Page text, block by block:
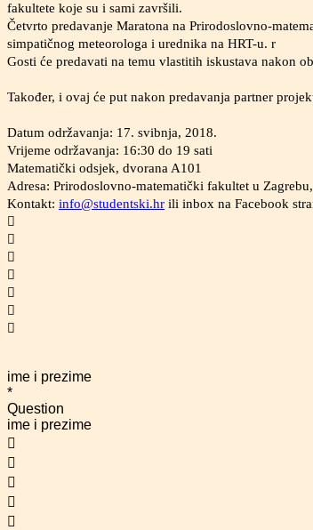
fakultete koje su i sami završili.
Četvrto predavanje Maratona na Prirodoslovno-
simpatičnog meteorologa i urednika na HRT-u. r
Gosti će predavati na temu vlastitih iskustava nakon
Također, i ovaj će put nakon predavanja partner
Datum održavanja: 17. svibnja, 2018.
Vrijeme održavanja: 16:30 do 19 sati
Matematički odsjek, dvorana A101
Adresa: Prirodoslovno-matematički fakultet u
Kontakt: info@studentski.hr ili inbox na Facebook







ime i prezime
*
Question
ime i prezime




